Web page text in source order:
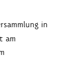
in
am